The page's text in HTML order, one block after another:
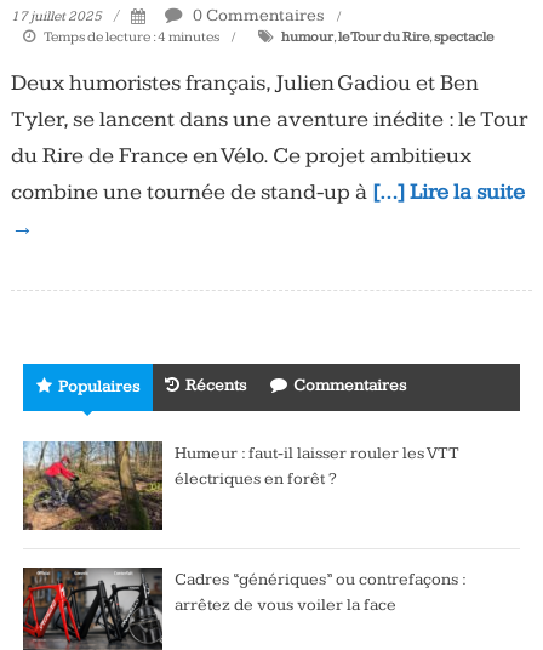
17 juillet 2025 0 Commentaires
Temps de lecture :4 minutes humour,le Tour du Rire,spectacle
Deux humoristes français, Julien Gadiou et Ben
Tyler, se lancent dans une aventure inédite : le Tour
du Rire de France en Vélo. Ce projet ambitieux
combine une tournée de stand-up à […] Lire la suite
→
Populaires Récents Commentaires
Humeur : faut-il laisser rouler les VTT
électriques en forêt ?
Cadres “génériques” ou contrefaçons :
arrêtez de vous voiler la face